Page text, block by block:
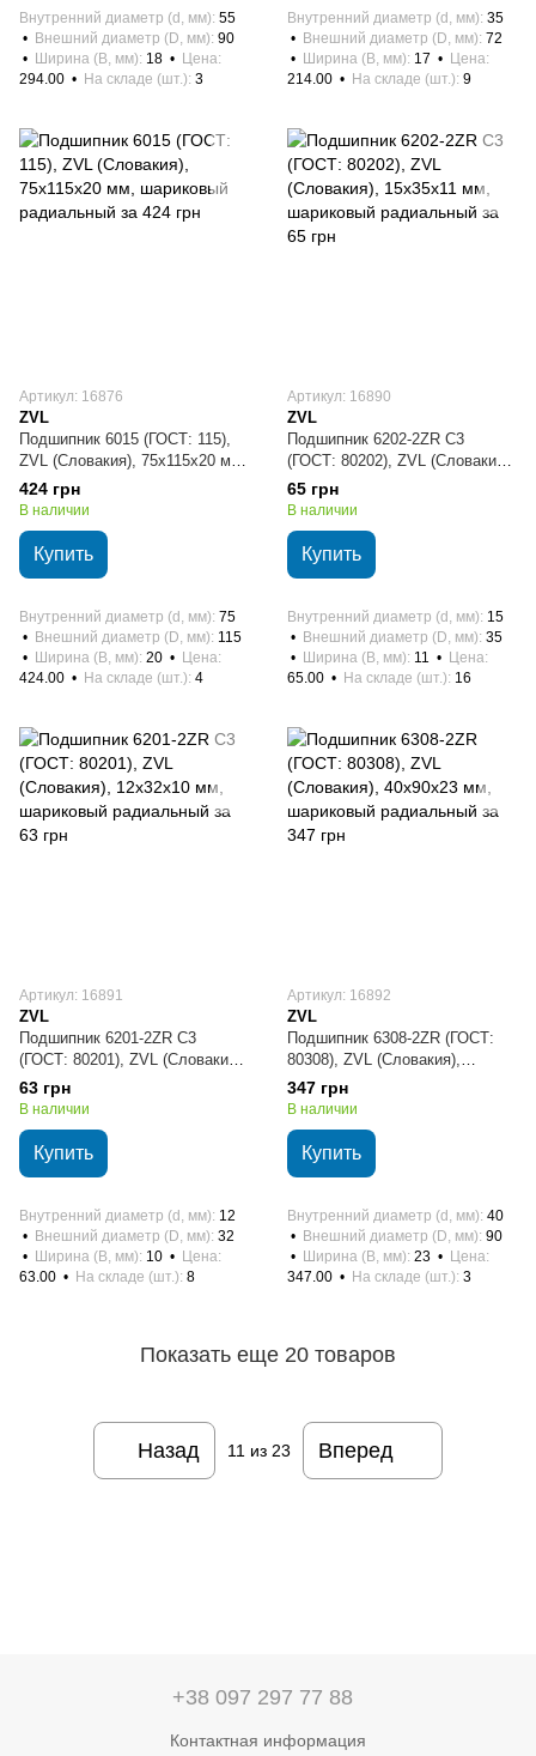
Внутренний диаметр (d, мм) 55
Внешний диаметр (D, мм) 90
Ширина (B, мм) 18
Цена
294.00
На складе (шт.) 3
Внутренний диаметр (d, мм) 35
Внешний диаметр (D, мм) 72
Ширина (B, мм) 17
Цена
214.00
На складе (шт.) 9
Артикул: 16876
ZVL
Подшипник 6015 (ГОСТ: 115),
ZVL (Словакия), 75х115х20 мм,
шариковый радиальный
424 грн
В наличии
Купить
Внутренний диаметр (d, мм) 75
Внешний диаметр (D, мм) 115
Ширина (B, мм) 20
Цена
424.00
На складе (шт.) 4
Артикул: 16890
ZVL
Подшипник 6202-2ZR C3
(ГОСТ: 80202), ZVL (Словакия),
15х35х11 мм, шариковый
радиальный
65 грн
В наличии
Купить
Внутренний диаметр (d, мм) 15
Внешний диаметр (D, мм) 35
Ширина (B, мм) 11
Цена
65.00
На складе (шт.) 16
Артикул: 16891
ZVL
Подшипник 6201-2ZR C3
(ГОСТ: 80201), ZVL (Словакия),
12х32х10 мм, шариковый
радиальный
63 грн
В наличии
Купить
Внутренний диаметр (d, мм) 12
Внешний диаметр (D, мм) 32
Ширина (B, мм) 10
Цена
63.00
На складе (шт.) 8
Артикул: 16892
ZVL
Подшипник 6308-2ZR (ГОСТ:
80308), ZVL (Словакия),
40х90х23 мм, шариковый
радиальный
347 грн
В наличии
Купить
Внутренний диаметр (d, мм) 40
Внешний диаметр (D, мм) 90
Ширина (B, мм) 23
Цена
347.00
На складе (шт.) 3
Показать еще 20 товаров
Назад 11 из 23 Вперед
+38 097 297 77 88
Контактная информация